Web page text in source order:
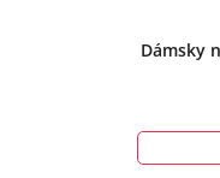
Dámsky
Pyrit v